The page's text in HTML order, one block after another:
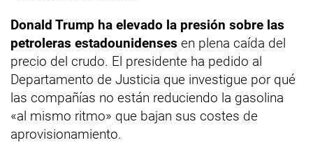
Donald Trump ha elevado la presión sobre las
petroleras estadounidenses en plena caída del
precio del crudo. El presidente ha pedido al
Departamento de Justicia que investigue por qué
las compañías no están reduciendo la gasolina
«al mismo ritmo» que bajan sus costes de
aprovisionamiento.